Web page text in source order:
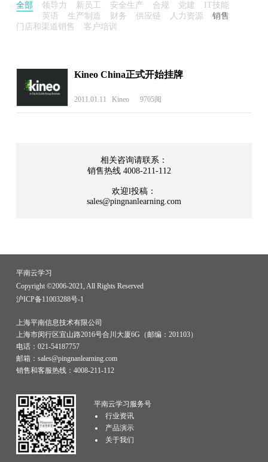
全部
领导力 新员工 安全生产 合规 党建
IT技能
英语
生产制造 财务 供应链 人力资源
销售
门店和渠道销售
客户培训
Kineo China正式开始挂牌
2011.01.11 Kineo 9705阅
相关咨询请联系：
销售热线 4008-211-112
欢迎l投稿：
sales@pingnanlearning.com
平南云学习
Copyright ©2006-2021, All Rights Reserved
沪ICP备11003288号-1
上海平南信息技术有限公司
上海市闵行区宜山路2016号合川大厦6G（邮编：201103）
电话：021-54187757
邮箱：sales@pingnanlearning.com
销售和客服热线：4008-211-112
平南云学习服务号
行业资讯
产品演示
关于我们